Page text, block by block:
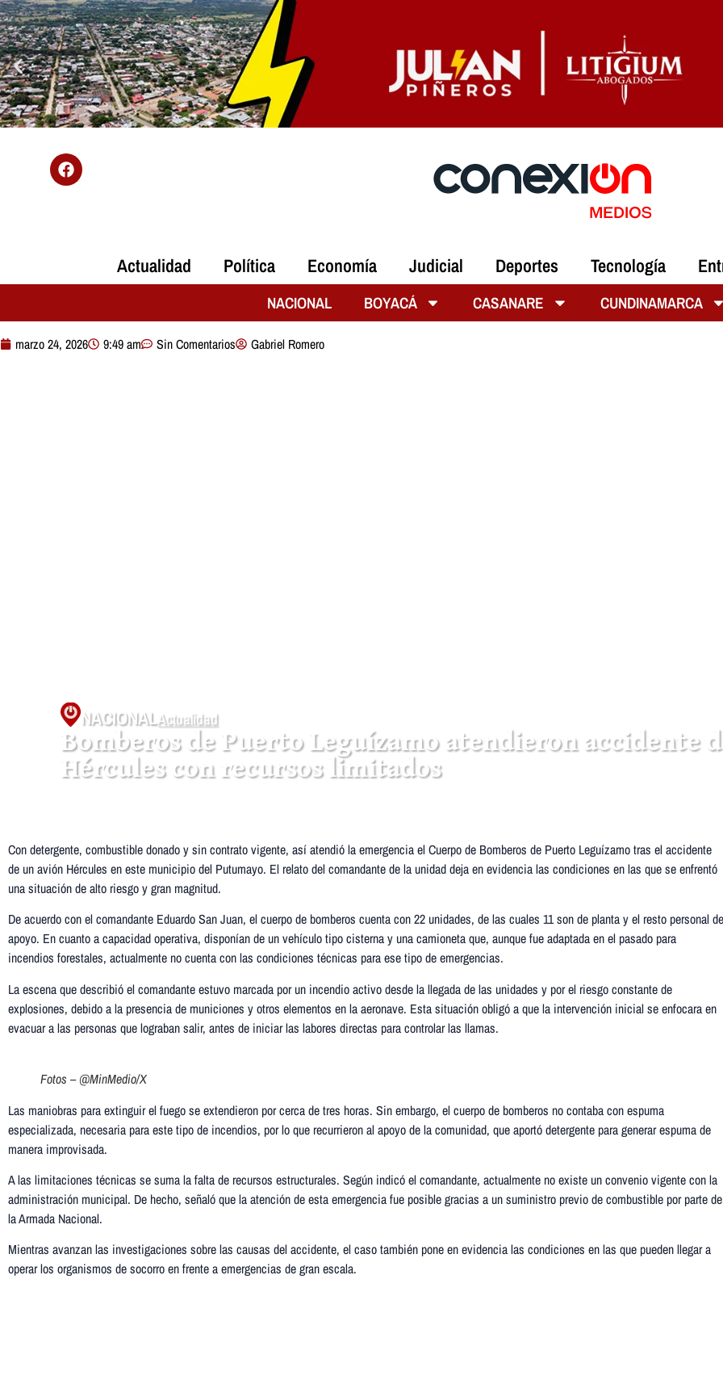
Actualidad Política Economía Judicial Deportes Tecnología
NACIONAL BOYACÁ CASANARE CUNDINAMARCA
marzo 24, 2026 9:49 am Sin Comentarios Gabriel Romero
NACIONAL Actualidad
Bomberos de Puerto Leguízamo atendieron accidente
Hércules con recursos limitados
Con detergente, combustible donado y sin contrato vigente, así atendió la emergencia el Cuerpo de Bomberos de Puerto Leguízamo tras el accidente
de un avión Hércules en este municipio del Putumayo. El relato del comandante de la unidad deja en evidencia las condiciones en las que se enfrentó
una situación de alto riesgo y gran magnitud.
De acuerdo con el comandante Eduardo San Juan, el cuerpo de bomberos cuenta con 22 unidades, de las cuales 11 son de planta y el resto personal de
apoyo. En cuanto a capacidad operativa, disponían de un vehículo tipo cisterna y una camioneta que, aunque fue adaptada en el pasado para
incendios forestales, actualmente no cuenta con las condiciones técnicas para ese tipo de emergencias.
La escena que describió el comandante estuvo marcada por un incendio activo desde la llegada de las unidades y por el riesgo constante de
explosiones, debido a la presencia de municiones y otros elementos en la aeronave. Esta situación obligó a que la intervención inicial se enfocara en
evacuar a las personas que lograban salir, antes de iniciar las labores directas para controlar las llamas.
Fotos – @MinMedio/X
Las maniobras para extinguir el fuego se extendieron por cerca de tres horas. Sin embargo, el cuerpo de bomberos no contaba con espuma
especializada, necesaria para este tipo de incendios, por lo que recurrieron al apoyo de la comunidad, que aportó detergente para generar espuma de
manera improvisada.
A las limitaciones técnicas se suma la falta de recursos estructurales. Según indicó el comandante, actualmente no existe un convenio vigente con la
administración municipal. De hecho, señaló que la atención de esta emergencia fue posible gracias a un suministro previo de combustible por parte de
la Armada Nacional.
Mientras avanzan las investigaciones sobre las causas del accidente, el caso también pone en evidencia las condiciones en las que pueden llegar a
operar los organismos de socorro en frente a emergencias de gran escala.